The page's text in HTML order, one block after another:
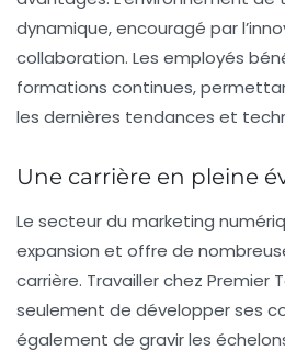
dynamique, encouragé par
collaboration. Les employés
formations continues,
les dernières tendances et
Une carrière en pleine
Le secteur du marketing
expansion et offre de
carrière. Travailler chez Premier
seulement de développer ses
également de gravir les